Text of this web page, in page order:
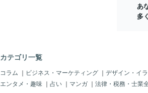
格の外
た。 スポーツ紙の編集部、語彙力は本当
にすごい…！ ただ、どんなに褒めちぎっ
ていても、「ネットの声によると」と前
置きし、“あくまで読者の意見”として紹
介するのがミソ。（選んでいるのは記者
します
むたと
うに調
の“よ
性の美
あ
多
カテゴリ一覧
コラム ｜ ビジネス・マーケティング ｜ デザイン・イ
エンタメ・趣味 ｜ 占い ｜ マンガ ｜ 法律・税務・士業